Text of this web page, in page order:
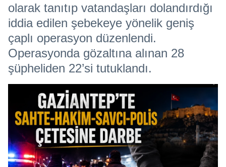
olarak tanıtıp vatandaşları dolandırdığı
iddia edilen şebekeye yönelik geniş
çaplı operasyon düzenlendi.
Operasyonda gözaltına alınan 28
şüpheliden 22’si tutuklandı.